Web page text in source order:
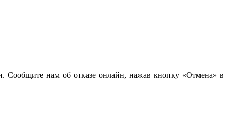
Сообщите нам об отказе онлайн, нажав кнопку «Отмена» в